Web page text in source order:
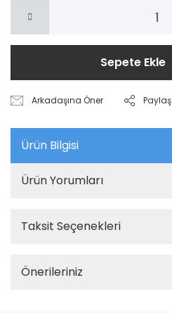
Sepete Ekle
Arkadaşına Öner Paylaş
Ürün Bilgisi
Ürün Yorumları
Taksit Seçenekleri
Önerileriniz